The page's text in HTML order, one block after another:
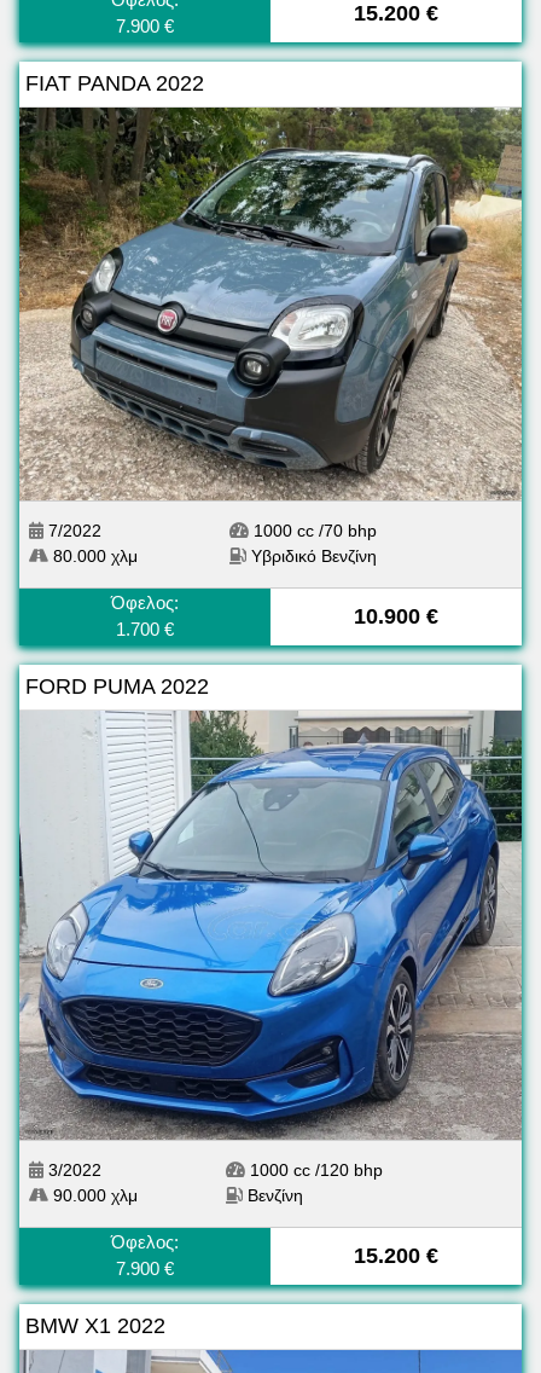
7.900 €
15.200 €
FIAT PANDA 2022
7/2022
80.000 χλμ
1000 cc /70 bhp
Υβριδικό Βενζίνη
Όφελος:
1.700 €
10.900 €
FORD PUMA 2022
3/2022
90.000 χλμ
1000 cc /120 bhp
Βενζίνη
Όφελος:
7.900 €
15.200 €
BMW X1 2022